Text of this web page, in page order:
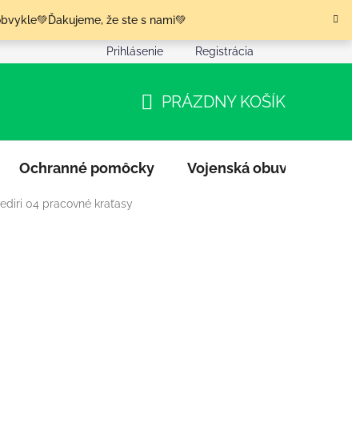
že ste s nami💚
Podmienky ochrany osobných údajov
Prihlásenie Registrácia
KOŠÍK
PRÁZDNY KOŠÍK
Ochranné pomôcky Vojenská obuv
04 pracovné kraťasy